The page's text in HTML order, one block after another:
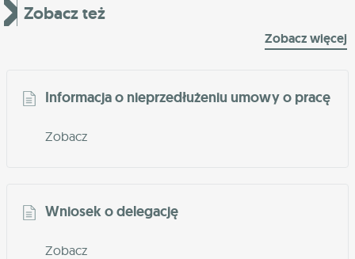
Zobacz też
Zobacz więcej
Informacja o nieprzedłużeniu umowy o pracę
Zobacz
Wniosek o delegację
Zobacz